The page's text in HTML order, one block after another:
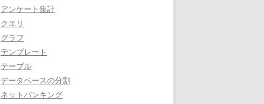
アンケート集計
クエリ
グラフ
テンプレート
テーブル
データベースの分割
ネットバンキング